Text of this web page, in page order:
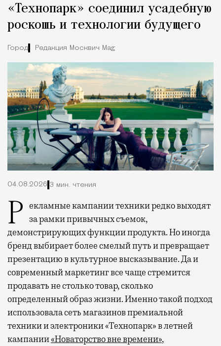
«Технопарк» соединил усадебную
роскошь и технологии будущего
Город Редакция Москвич Mag
04.08.2026 3 мин. чтения
Рекламные кампании техники редко выходят
за рамки привычных съемок,
демонстрирующих функции продукта. Но иногда
бренд выбирает более смелый путь и превращает
презентацию в культурное высказывание. Да и
современный маркетинг все чаще стремится
продавать не столько товар, сколько
определенный образ жизни. Именно такой подход
использовала сеть магазинов премиальной
техники и электроники «Технопарк» в летней
кампании«Новаторство вне времени»,